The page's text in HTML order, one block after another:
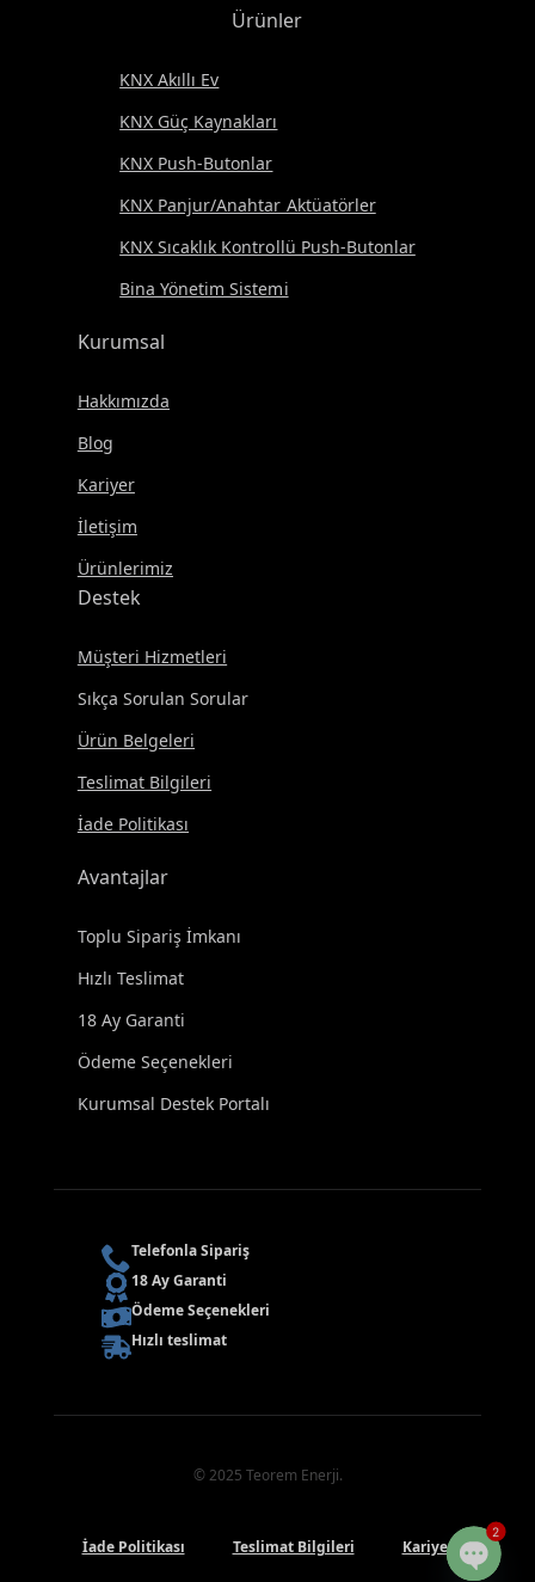
Ürünler
KNX Akıllı Ev
KNX Güç Kaynakları
KNX Push-Butonlar
KNX Panjur/Anahtar Aktüatörler
KNX Sıcaklık Kontrollü Push-Butonlar
Bina Yönetim Sistemi
Kurumsal
Hakkımızda
Blog
Kariyer
İletişim
Ürünlerimiz
Destek
Müşteri Hizmetleri
Sıkça Sorulan Sorular
Ürün Belgeleri
Teslimat Bilgileri
İade Politikası
Avantajlar
Toplu Sipariş İmkanı
Hızlı Teslimat
18 Ay Garanti
Ödeme Seçenekleri
Kurumsal Destek Portalı
Telefonla Sipariş
18 Ay Garanti
Ödeme Seçenekleri
Hızlı teslimat
© 2025 Teorem Enerji.
İade Politikası Teslimat Bilgileri Kariyer
2